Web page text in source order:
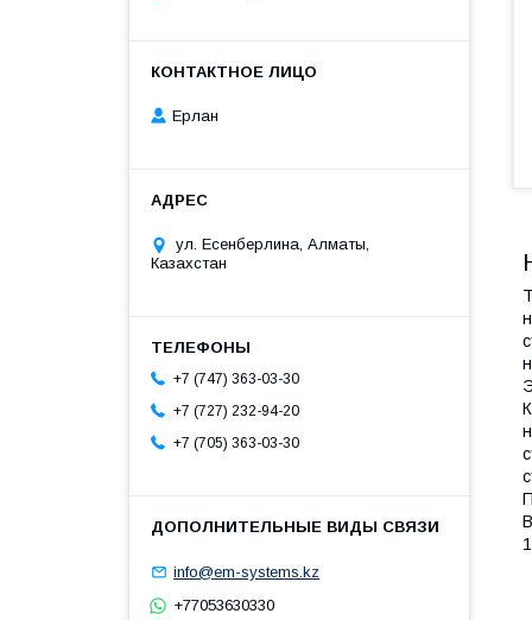
Ерлан
ул. Есенберлина, Алматы,
Казахстан
+7 (747) 363-03-30
+7 (727) 232-94-20
+7 (705) 363-03-30
info@em-systems.kz
+77053630330